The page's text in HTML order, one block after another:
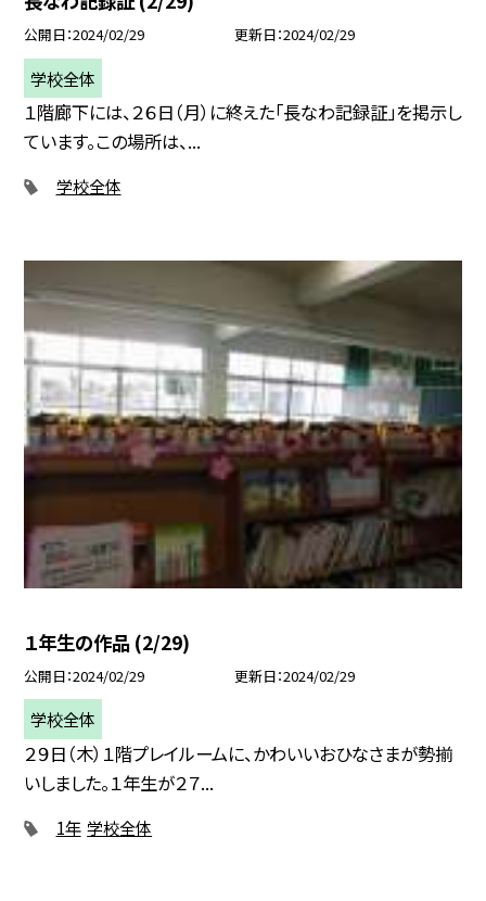
公開日 2024/02/29 更新日 2024/02/29
学校全体
１階廊下には、２６日（月）に終えた「長なわ記録証」を掲示し
ています。この場所は、...
学校全体
１年生の作品 (2/29)
公開日 2024/02/29 更新日 2024/02/29
学校全体
２９日（木）１階プレイルームに、かわいいおひなさまが勢揃
いしました。１年生が２７...
1年 学校全体